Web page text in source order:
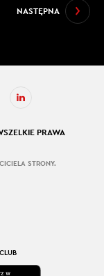
NASTĘPNA
PRAWA
STRONY.